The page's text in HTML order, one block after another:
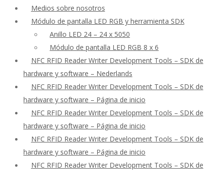
Medios sobre nosotros
Módulo de pantalla LED RGB y herramienta SDK
Anillo LED 24 – 24 x 5050
Módulo de pantalla LED RGB 8 x 6
NFC RFID Reader Writer Development Tools – SDK de
hardware y software – Nederlands
NFC RFID Reader Writer Development Tools – SDK de
hardware y software – Página de inicio
NFC RFID Reader Writer Development Tools – SDK de
hardware y software – Página de inicio
NFC RFID Reader Writer Development Tools – SDK de
hardware y software – Página de inicio
NFC RFID Reader Writer Development Tools – SDK de